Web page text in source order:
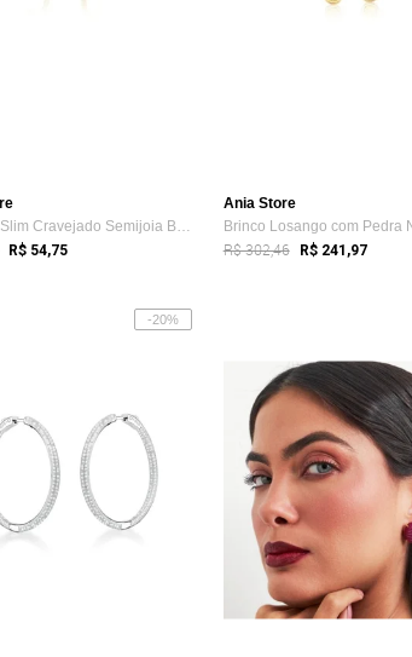
Brinco X Slim Cravejado Semijoia Banhado...
R$ 54,75
Ania Store
R$ 302,46 R$ 241,97
-20%